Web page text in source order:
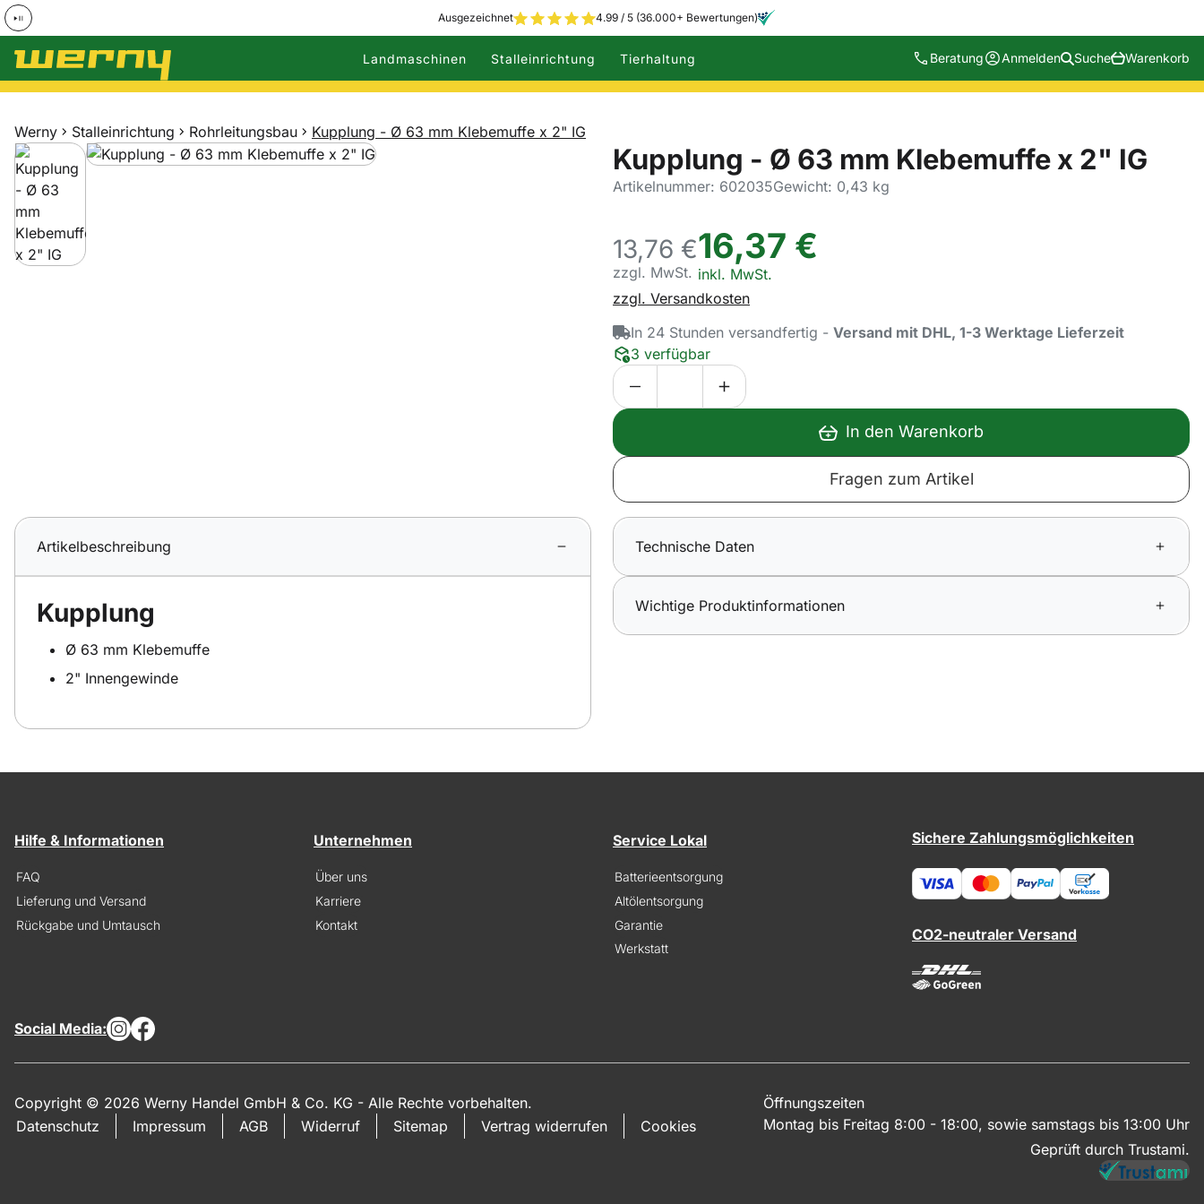
Ausgezeichnet 4.99 / 5 (36.000+ Bewertungen)
Zum Hauptinhalt springen
Landmaschinen Stalleinrichtung Tierhaltung Beratung Anmelden Suche Warenkorb
Werny Stalleinrichtung Rohrleitungsbau Kupplung - Ø 63 mm Klebemuffe x 2" IG
Produktgalerie
Zur Kaufbox springen
Kupplung - Ø 63 mm Klebemuffe x 2" IG
Artikelnummer: 602035Gewicht: 0,43 kg
13,76 €
zzgl. MwSt.
16,37 €
Steuerhinweis:
inkl. MwSt.
zzgl. Versandkosten
In 24 Stunden versandfertig - Versand mit DHL, 1-3 Werktage Lieferzeit
3 verfügbar
In den Warenkorb
Fragen zum Artikel
Artikelbeschreibung
Kupplung
Ø 63 mm Klebemuffe
2" Innengewinde
Technische Daten
Wichtige Produktinformationen
Hilfe & Informationen
FAQ
Lieferung und Versand
Rückgabe und Umtausch
Unternehmen
Über uns
Karriere
Kontakt
Service Lokal
Batterieentsorgung
Altölentsorgung
Garantie
Werkstatt
Sichere Zahlungsmöglichkeiten
CO2-neutraler Versand
Social Media:
Copyright © 2026 Werny Handel GmbH & Co. KG - Alle Rechte vorbehalten.
Datenschutz
Impressum AGB Widerruf Sitemap Vertrag widerrufen Cookies
Öffnungszeiten
Montag bis Freitag 8:00 - 18:00, sowie samstags bis 13:00 Uhr
Geprüft durch Trustami.